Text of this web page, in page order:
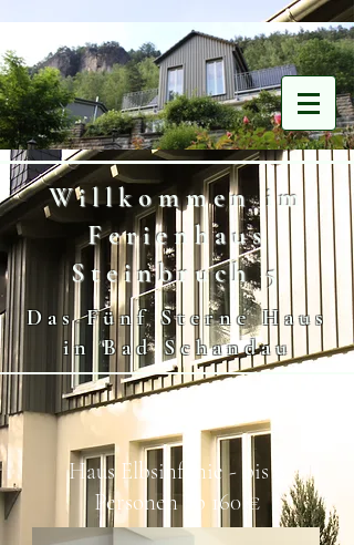
Verfügbarkeit aller Objekte
Willkommen im
Ferienhaus
Steinbruch 5
Das Fünf Sterne Haus
in Bad Schandau
Haus Elbsinfonie - bis 6
Personen ab 160 €